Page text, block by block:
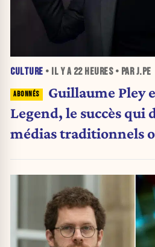
CULTURE • IL Y A 22 HEURES• PAR J.PE
Guillaume Pley
Legend, le succès qui
médias traditionnels